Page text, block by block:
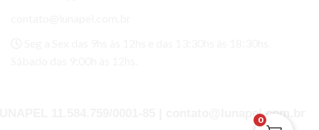
11.584.759/0001-85 | contato@lunapel.com.br
0